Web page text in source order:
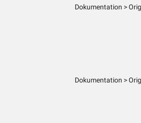
Dokumentation >
Dokumentation >